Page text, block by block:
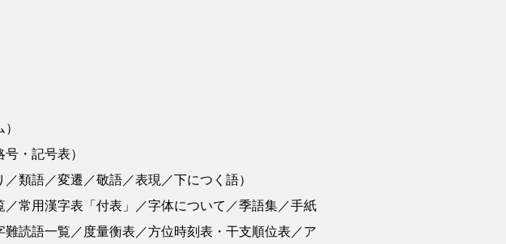
・記号表）
類語／変遷／敬語／表現／下につく語）
常用漢字表「付表」／字体について／季語集／手紙
読語一覧／度量衡表／方位時刻表・干支順位表／ア